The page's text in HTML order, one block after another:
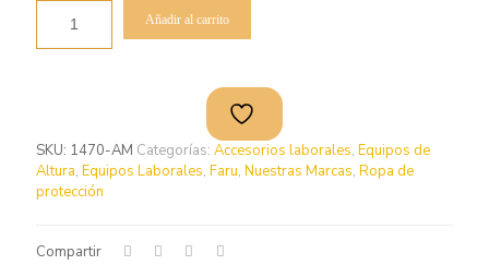
Añadir al carrito
SKU: 1470-AM Categorías: Accesorios laborales, Equipos de
Altura, Equipos Laborales, Faru, Nuestras Marcas, Ropa de
protección
Compartir